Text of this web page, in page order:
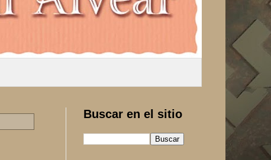
Buscar en el sitio